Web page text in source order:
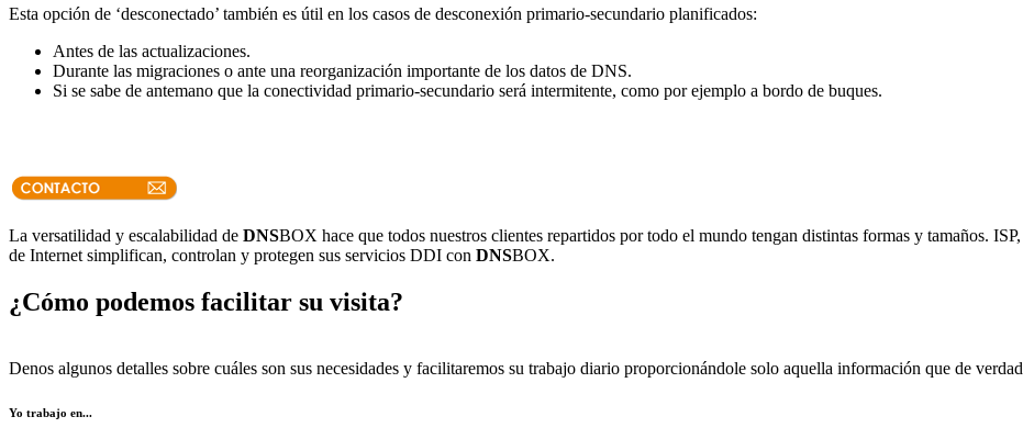
Esta opción de ‘desconectado’ también es útil en los casos de desconexión primario-secundario planificados:
Antes de las actualizaciones.
Durante las migraciones o ante una reorganización importante de los datos de DNS.
Si se sabe de antemano que la conectividad primario-secundario será intermitente, como por ejemplo a bordo de buques.
La versatilidad y escalabilidad de DNSBOX hace que todos nuestros clientes repartidos por todo el mundo tengan distintas formas y tamaños.
de Internet simplifican, controlan y protegen sus servicios DDI con DNSBOX.
¿Cómo podemos facilitar su visita?
Denos algunos detalles sobre cuáles son sus necesidades y facilitaremos su trabajo diario proporcionándole solo aquella información que de
Yo trabajo en...